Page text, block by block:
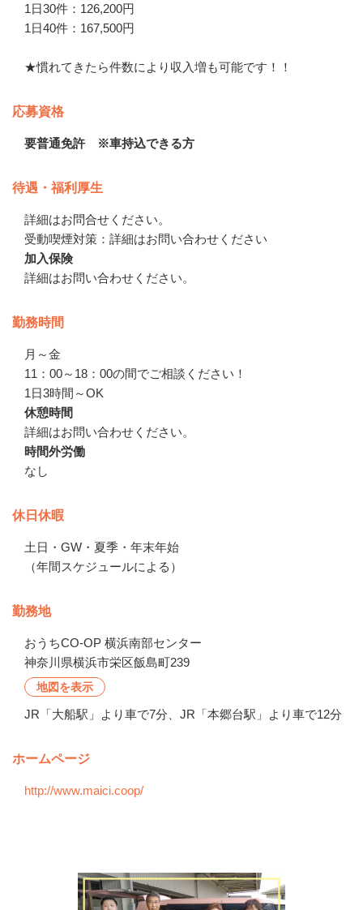
1日30件：126,200円
1日40件：167,500円
★慣れてきたら件数により収入増も可能です！！
応募資格
要普通免許 ※車持込できる方
待遇・福利厚生
詳細はお問合せください。
受動喫煙対策：詳細はお問い合わせください
加入保険
詳細はお問い合わせください。
勤務時間
月～金
11：00～18：00の間でご相談ください！
1日3時間～OK
休憩時間
詳細はお問い合わせください。
時間外労働
なし
休日休暇
土日・GW・夏季・年末年始
（年間スケジュールによる）
勤務地
おうちCO-OP 横浜南部センター
神奈川県横浜市栄区飯島町239
地図を表示
JR「大船駅」より車で7分、JR「本郷台駅」より車で12分
ホームページ
http://www.maici.coop/